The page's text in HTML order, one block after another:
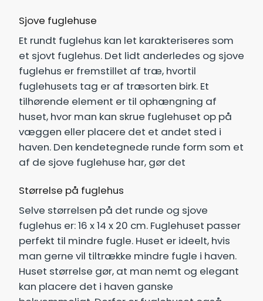
Sjove fuglehuse
Et rundt fuglehus kan let karakteriseres som
et sjovt fuglehus. Det lidt anderledes og sjove
fuglehus er fremstillet af træ, hvortil
fuglehusets tag er af træsorten birk. Et
tilhørende element er til ophængning af
huset, hvor man kan skrue fuglehuset op på
væggen eller placere det et andet sted i
haven. Den kendetegnede runde form som et
af de sjove fuglehuse har, gør det
Størrelse på fuglehus
Selve størrelsen på det runde og sjove
fuglehus er: 16 x 14 x 20 cm. Fuglehuset passer
perfekt til mindre fugle. Huset er ideelt, hvis
man gerne vil tiltrække mindre fugle i haven.
Huset størrelse gør, at man nemt og elegant
kan placere det i haven ganske